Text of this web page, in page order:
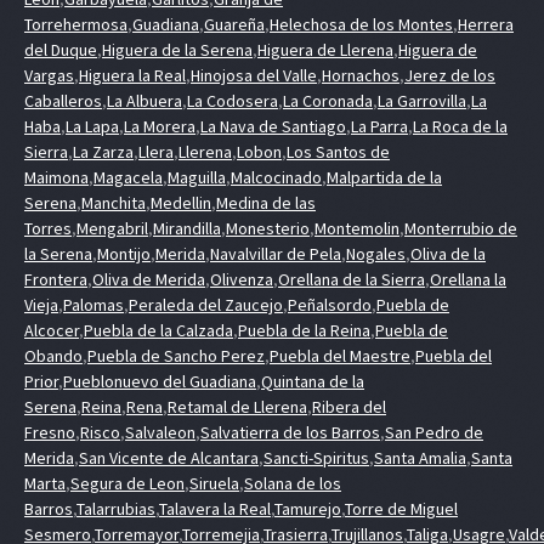
Torrehermosa,Guadiana,Guareña,Helechosa de los Montes,Herrera
del Duque,Higuera de la Serena,Higuera de Llerena,Higuera de
Vargas,Higuera la Real,Hinojosa del Valle,Hornachos,Jerez de los
Caballeros,La Albuera,La Codosera,La Coronada,La Garrovilla,La
Haba,La Lapa,La Morera,La Nava de Santiago,La Parra,La Roca de la
Sierra,La Zarza,Llera,Llerena,Lobon,Los Santos de
Maimona,Magacela,Maguilla,Malcocinado,Malpartida de la
Serena,Manchita,Medellin,Medina de las
Torres,Mengabril,Mirandilla,Monesterio,Montemolin,Monterrubio de
la Serena,Montijo,Merida,Navalvillar de Pela,Nogales,Oliva de la
Frontera,Oliva de Merida,Olivenza,Orellana de la Sierra,Orellana la
Vieja,Palomas,Peraleda del Zaucejo,Peñalsordo,Puebla de
Alcocer,Puebla de la Calzada,Puebla de la Reina,Puebla de
Obando,Puebla de Sancho Perez,Puebla del Maestre,Puebla del
Prior,Pueblonuevo del Guadiana,Quintana de la
Serena,Reina,Rena,Retamal de Llerena,Ribera del
Fresno,Risco,Salvaleon,Salvatierra de los Barros,San Pedro de
Merida,San Vicente de Alcantara,Sancti-Spiritus,Santa Amalia,Santa
Marta,Segura de Leon,Siruela,Solana de los
Barros,Talarrubias,Talavera la Real,Tamurejo,Torre de Miguel
Sesmero,Torremayor,Torremejia,Trasierra,Trujillanos,Taliga,Usagre,